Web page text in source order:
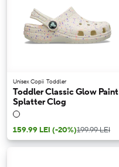
Unisex Copii Toddler
Toddler Classic Glow Paint
Splatter Clog
159.99 LEI (-20%)199.99 LEI